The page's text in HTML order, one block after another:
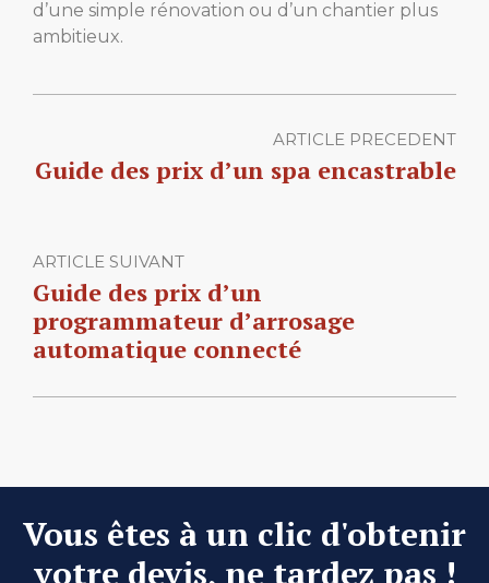
d’une simple rénovation ou d’un chantier plus
ambitieux.
ARTICLE PRECEDENT
Guide des prix d’un spa encastrable
ARTICLE SUIVANT
Guide des prix d’un
programmateur d’arrosage
automatique connecté
Vous êtes à un clic d'obtenir
votre devis, ne tardez pas !